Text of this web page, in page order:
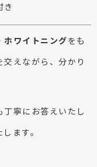
き
ホワイトニングをも
えながら、分かり
寧にお答えいたし
ます。